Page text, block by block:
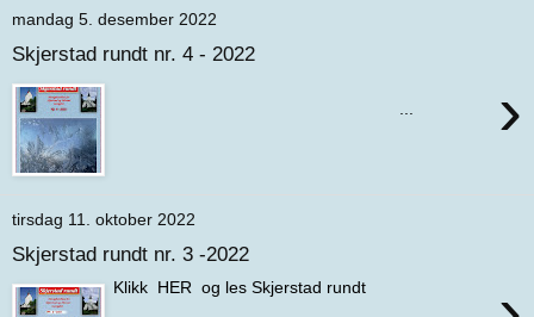
mandag 5. desember 2022
Skjerstad rundt nr. 4 - 2022
›
...
tirsdag 11. oktober 2022
Skjerstad rundt nr. 3 -2022
Klikk HER og les Skjerstad rundt